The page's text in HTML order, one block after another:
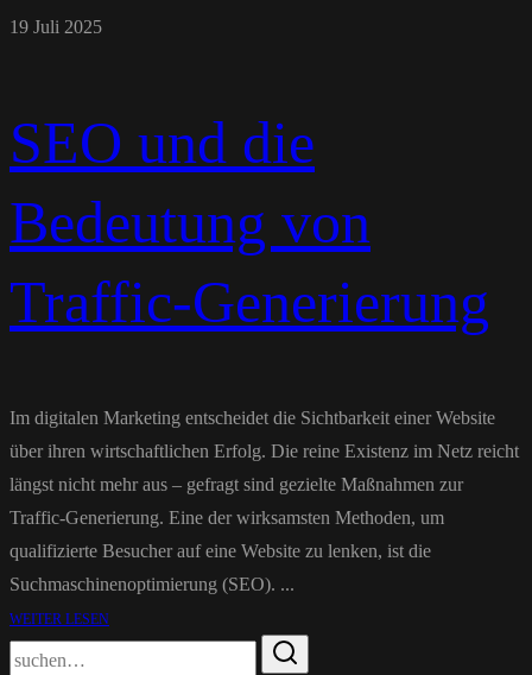
19 Juli 2025
SEO und die
Bedeutung von
Traffic-Generierung
Im digitalen Marketing entscheidet die Sichtbarkeit einer Website
über ihren wirtschaftlichen Erfolg. Die reine Existenz im Netz reicht
längst nicht mehr aus – gefragt sind gezielte Maßnahmen zur
Traffic-Generierung. Eine der wirksamsten Methoden, um
qualifizierte Besucher auf eine Website zu lenken, ist die
Suchmaschinenoptimierung (SEO). ...
WEITER LESEN